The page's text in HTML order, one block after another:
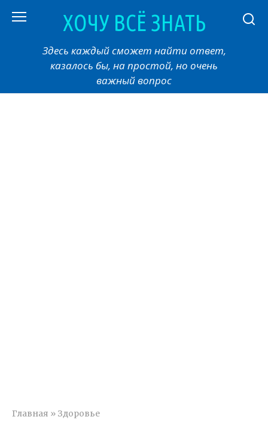
ХОЧУ ВСЁ ЗНАТЬ
Здесь каждый сможет найти ответ,
казалось бы, на простой, но очень
важный вопрос
Главная » Здоровье